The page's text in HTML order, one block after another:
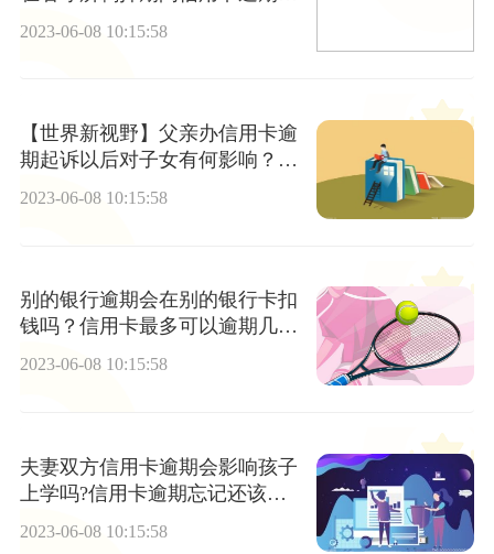
2023-06-08 10:15:58
【世界新视野】父亲办信用卡逾
期起诉以后对子女有何影响？信
用卡年限到期了怎么办?
2023-06-08 10:15:58
别的银行逾期会在别的银行卡扣
钱吗？信用卡最多可以逾期几个
月？
2023-06-08 10:15:58
夫妻双方信用卡逾期会影响孩子
上学吗?信用卡逾期忘记还该给
2023-06-08 10:15:58